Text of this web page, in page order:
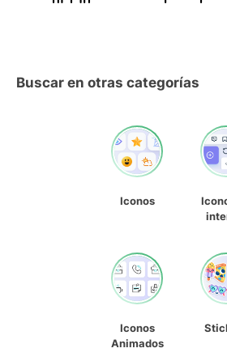
Buscar en otras categorías
Iconos
Iconos
Animados